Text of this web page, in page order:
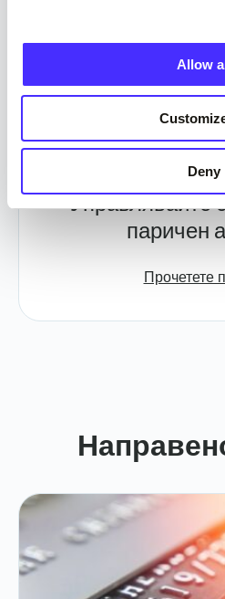
Allow
Deny
Управлявайте
паричен
Прочетете